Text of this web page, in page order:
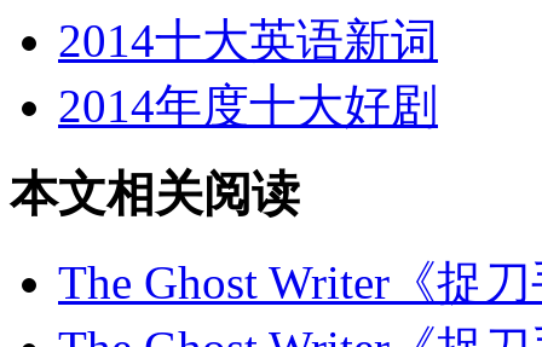
2014十大英语新词
2014年度十大好剧
本文相关阅读
The Ghost Writer《捉